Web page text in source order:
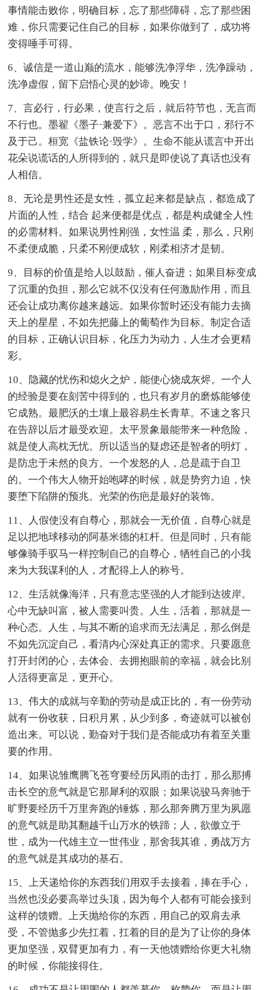
事情能击败你，明确目标，忘了那些障碍，忘了那些困
难，你只需要记住自己的目标，如果你做到了，成功将
变得唾手可得。
6、诚信是一道山巅的流水，能够洗净浮华，洗净躁动，
洗净虚假，留下启悟心灵的妙谛。晚安！
7、言必行，行必果，使言行之后，就后符节也，无言而
不行也。墨翟《墨子·兼爱下》。恶言不出于口，邪行不
及于己。桓宽《盐铁论·毁学》。生命不能从谎言中开出
花朵说谎话的人所得到的，就只是即使说了真话也没有
人相信。
8、无论是男性还是女性，孤立起来都是缺点，都造成了
片面的人性，结合 起来便都是优点，都是构成健全人性
的必需材料。如果说男性刚强，女性温 柔，那么，只刚
不柔便成脆，只柔不刚便成软，刚柔相济才是韧。
9、目标的价值是给人以鼓励，催人奋进；如果目标变成
了沉重的负担，那么它就不仅没有任何激励作用，而且
还会让成功离你越来越远。如果你暂时还没有能力去摘
天上的星星，不如先把藤上的葡萄作为目标。制定合适
的目标，正确认识目标，化压力为动力，人生才会更精
彩。
10、隐藏的忧伤和熄火之炉，能使心烧成灰烬。一个人
的经验是要在刻苦中得到的，也只有岁月的磨炼能够使
它成熟。最肥沃的土壤上最容易生长青草。不速之客只
在告辞以后才最受欢迎。太平景象最能带来一种危险，
就是使人高枕无忧。所以适当的疑虑还是智者的明灯，
是防忠于未然的良方。一个发怒的人，总是疏于自卫
的。一个伟大人物开始咆哮的时候，就是势穷力迫，快
要堕下陷阱的预兆。光荣的伤疤是最好的装饰。
11、人假使没有自尊心，那就会一无价值，自尊心就是
足以把地球移动的阿基米德的杠杆。但是同时，只有能
够像骑手驭马一样控制自己的自尊心，牺牲自己的小我
来为大我谋利的人，才配得上人的称号。
12、生活就像海洋，只有意志坚强的人才能到达彼岸。
心中无缺叫富，被人需要叫贵。人生，活着，那就是一
种心态。人生，与其不断的追求而无法满足，那么倒是
不如先沉淀自己，看清内心深处真正的需求。只要愿意
打开封闭的心，去体会、去拥抱眼前的幸福，就会比别
人活得更富足，更开心。
13、伟大的成就与辛勤的劳动是成正比的，有一份劳动
就有一份收获，日积月累，从少到多，奇迹就可以被创
造出来。可以说，勤奋对于我们是否能成功有着至关重
要的作用。
14、如果说雏鹰腾飞苍穹要经历风雨的击打，那么那搏
击长空的意气就是它那犀利的双眼；如果说骏马奔驰于
旷野要经历千万里奔跑的锤炼，那么那奔腾万里为夙愿
的意气就是助其翻越千山万水的铁蹄；人，欲傲立于
世，成为一代雄主立一世伟业，那舍我其谁，勇战万方
的意气就是其成功的基石。
15、上天递给你的东西我们用双手去接着，捧在手心，
当然也没必要高举过头顶，因为每个人都有可能会接到
这样的馈赠。上天抛给你的东西，用自己的双肩去承
受，不管抛多少先扛着，扛着的目的是为了让你的身体
更加坚强，双臂更加有力，有一天他馈赠给你更大礼物
的时候，你能接得住。